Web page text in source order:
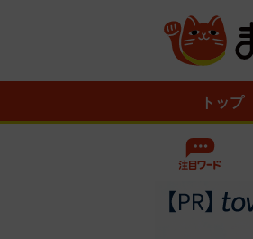
トップ